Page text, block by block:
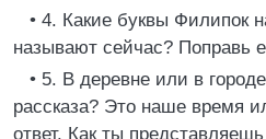
• 4. Какие буквы Филипок
называют сейчас? Поправь
• 5. В деревне или в
рассказа? Это наше время
ответ. Как ты